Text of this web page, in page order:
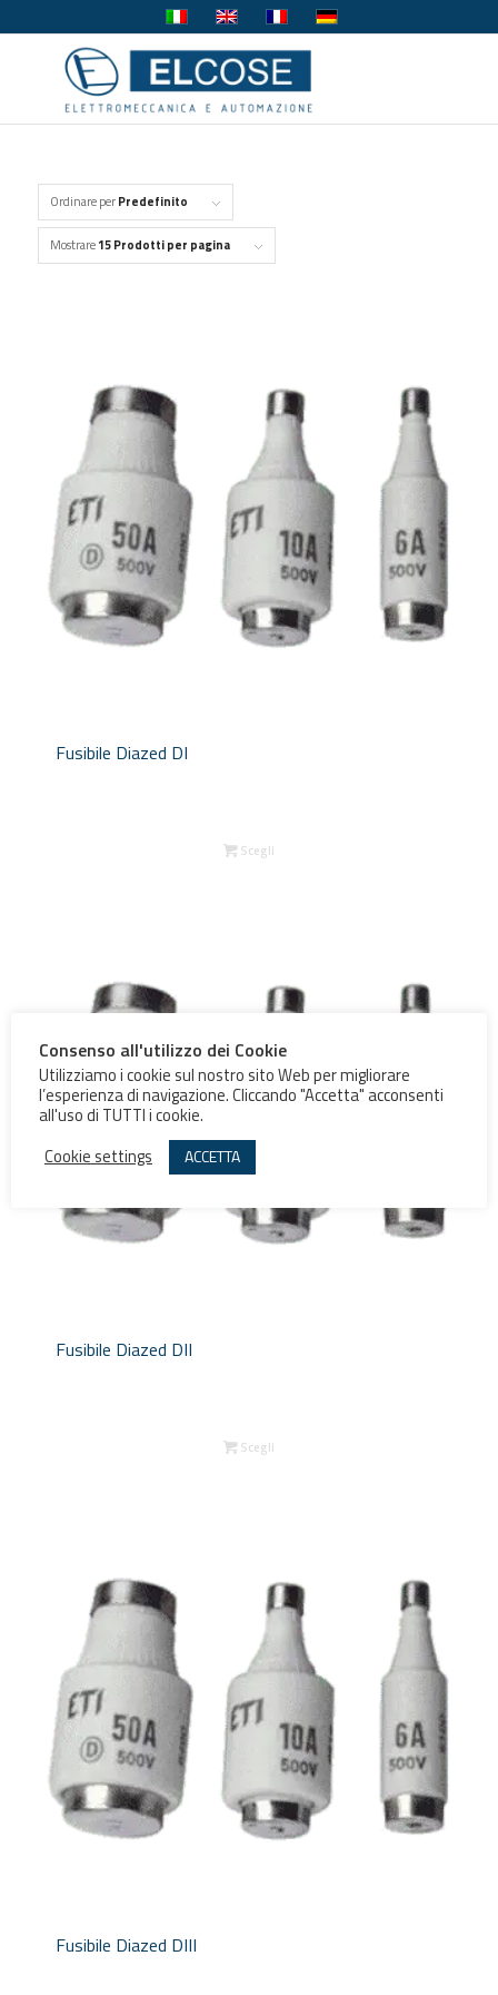
Ordinare perPredefinito
Mostrare15 Prodotti per pagina
Fusibile Diazed DI
Scegli
Fusibile Diazed DII
Scegli
Fusibile Diazed DIII
Consenso all'utilizzo dei Cookie
Utilizziamo i cookie sul nostro sito Web per migliorare
l’esperienza di navigazione. Cliccando "Accetta" acconsenti
all'uso di TUTTI i cookie.
Cookie settings
ACCETTA